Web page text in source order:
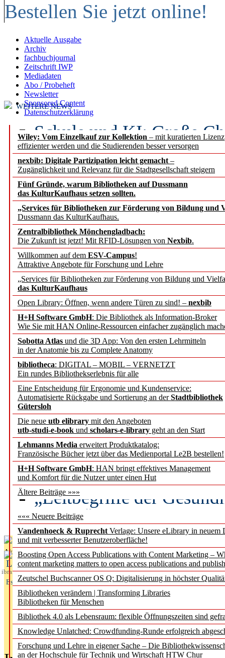
Bestellen Sie jetzt online!
Aktuelle Ausgabe
Archiv
fachbuchjournal
Zeitschrift IWP
Mediadaten
Abo / Probeheft
Newsletter
Sponsored Content
Datenschutzerklärung
Wiley: Vom Einzelkauf zur Kollektion – mit kuratierten
effizienter werden und die Studierenden besser versorgen
nexbib: Digitale Partizipation leicht gemacht –
Zugänglichkeit und Relevanz für die Stadtgesellschaft steigern
Fünf Gründe, warum Bibliotheken auf Dussmann
das KulturKaufhaus setzen sollten.
„Services für Bibliotheken zur Förderung von Bildung und
Dussmann das KulturKaufhaus.
Zentralbibliothek Mönchengladbach:
Die Zukunft ist jetzt! Mit RFID-Lösungen von Nexbib.
Willkommen auf dem ESV-Campus!
Attraktive Angebote für Forschung und Lehre
„Services für Bibliotheken zur Förderung von Bildung und
das KulturKaufhaus
Open Library: Öffnen, wenn andere Türen zu sind! – nexbib
H+H Software GmbH: Die Bibliothek als Information-Broker
Wie Sie mit HAN Online-Ressourcen einfacher zugänglich
Sobotta Atlas und die 3D App: Von den ersten Lehrmitteln
in der Anatomie bis zu Complete Anatomy
bibliotheca: DIGITAL – MOBIL – VERNETZT
Ein rundes Bibliothekserlebnis für alle
Eine Entscheidung für Ergonomie und Kundenservice:
Automatisierte Rückgabe und Sortierung an derStadtbibliothek
Gütersloh
Die neue utb elibrary mit den Angeboten
utb-studi-e-book und scholars-e-library geht an den Start
Lehmanns Media erweitert Produktkatalog:
Französische Bücher jetzt über das Medienportal Le2B bestellen!
H+H Software GmbH: HAN bringt effektives Management
und Komfort für die Nutzer unter einen Hut
Ältere Beiträge »»»
««« Neuere Beiträge
Vandenhoeck & Ruprecht Verlage: Unsere eLibrary in neuem
und mit verbesserter Benutzeroberfläche!
Boosting Open Access Publications with Content Marketing –
content marketing matters to open access publications and
Zeutschel Buchscanner OS Q: Digitalisierung in höchster
Bibliotheken verändern | Transforming Libraries
Bibliotheken für Menschen
Bibliothek 4.0 als Lebensraum: flexible Öffnungszeiten sind
Knowledge Unlatched: Crowdfunding-Runde erfolgreich
Forschung und Lehre in eigener Sache – Die
an der Hochschule für Technik und Wirtschaft HTW Chur
WEITERE NEWS
Schule und KI: Große
Voraussetzungen
Erfolgreiches erstes
Segment Research –
angepasst
konstruktiv!
Mohr Siebeck
und die Zeitschrift für
Francke Attempto
EBSCO Information
Recherchefunktionen in
Sorbisches Institut neu
Geschichte und
Künstliche Intelligenz
besser zu verstehen
„Leitbegriffe der
des BIÖG erscheinen
Aktuelles aus
L
ibrary
Essentials